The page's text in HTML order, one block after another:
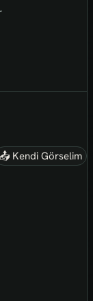
📤 Kendi Görselim